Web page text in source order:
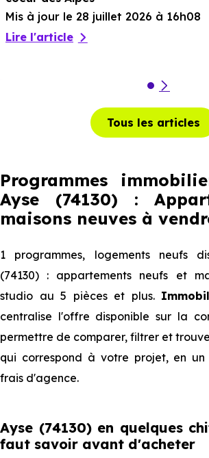
Mis à jour le 28 juillet 2026 à 16h08
Lire l'article
Tous les articles
Programmes
Ayse (74130) :
maisons neuves à
1 programmes, logements neufs
(74130) : appartements neufs et
studio au 5 pièces et plus.
centralise l'offre disponible sur la
permettre de comparer, filtrer et
qui correspond à votre projet, en un
frais d'agence.
Ayse (74130) en quelques
faut savoir avant d'acheter